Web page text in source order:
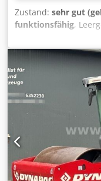
Zustand: sehr gut
funktionsfähig,
Klimaanlage, Hamm
erst 4.170h
einsatzbereit,
möglich. Wir
Besichtigung nach
möglich.